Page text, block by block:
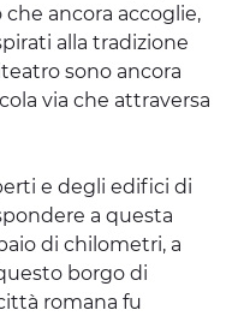
ancora accoglie,
alla tradizione
sono ancora
via che attraversa
e degli edifici di
a questa
di chilometri, a
borgo di
romana fu